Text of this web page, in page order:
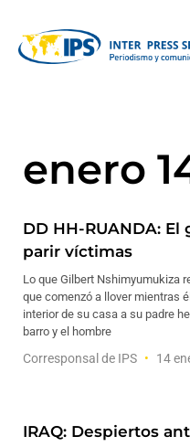
enero
DD HH-RUANDA:
parir víctimas
Lo que Gilbert Nshimyumukiza
que comenzó a llover mientras
interior de su casa a su padre
barro y el hombre
Corresponsal de IPS 14
IRAQ: Despiertos